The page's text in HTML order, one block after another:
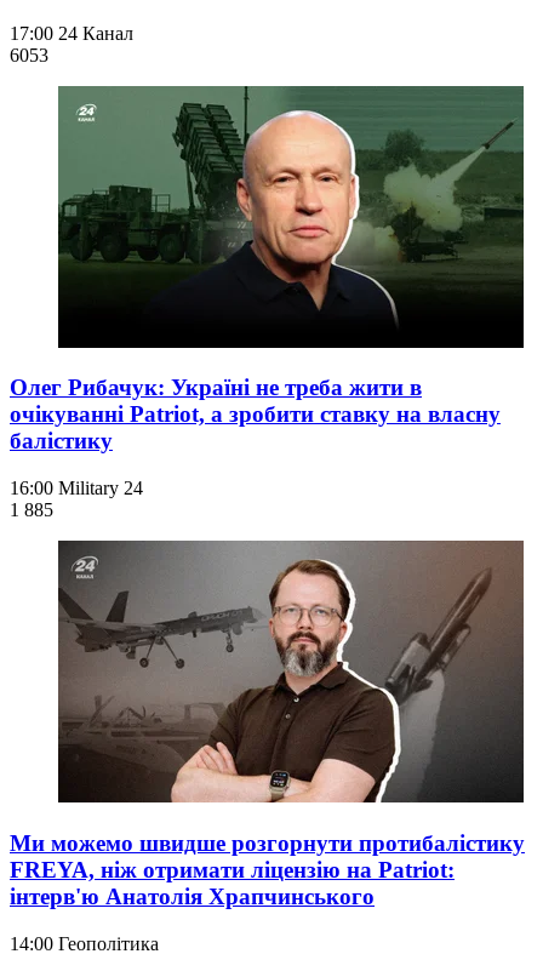
17:00 24 Канал
6053
Олег Рибачук: Україні не треба жити в
очікуванні Patriot, а зробити ставку на власну
балістику
16:00 Military 24
1 885
Ми можемо швидше розгорнути протибалістику
FREYA, ніж отримати ліцензію на Patriot:
інтерв'ю Анатолія Храпчинського
14:00 Геополітика